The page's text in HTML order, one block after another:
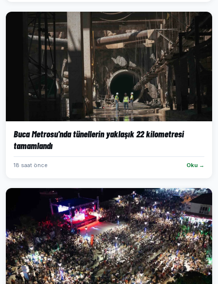
Buca Metrosu'nda tünellerin yaklaşık 22 kilometresi
tamamlandı
18 saat önce Oku →